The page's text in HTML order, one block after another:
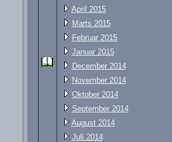
April 2015
Marts 2015
Februar 2015
Januar 2015
December 2014
November 2014
Oktober 2014
September 2014
August 2014
Juli 2014